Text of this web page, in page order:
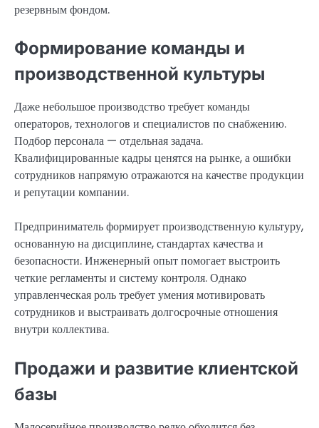
резервным фондом.
Формирование команды и
производственной культуры
Даже небольшое производство требует команды
операторов, технологов и специалистов по снабжению.
Подбор персонала — отдельная задача.
Квалифицированные кадры ценятся на рынке, а ошибки
сотрудников напрямую отражаются на качестве продукции
и репутации компании.
Предприниматель формирует производственную культуру,
основанную на дисциплине, стандартах качества и
безопасности. Инженерный опыт помогает выстроить
четкие регламенты и систему контроля. Однако
управленческая роль требует умения мотивировать
сотрудников и выстраивать долгосрочные отношения
внутри коллектива.
Продажи и развитие клиентской
базы